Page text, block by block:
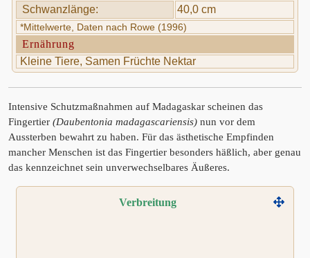
Schwanzlänge:
40,0 cm
*Mittelwerte, Daten nach Rowe (1996)
Ernährung
Kleine Tiere, Samen Früchte Nektar
Intensive Schutzmaßnahmen auf Madagaskar scheinen das
Fingertier (Daubentonia madagascariensis) nun vor dem
Aussterben bewahrt zu haben. Für das ästhetische Empfinden
mancher Menschen ist das Fingertier besonders häßlich, aber genau
das kennzeichnet sein unverwechselbares Äußeres.
Verbreitung